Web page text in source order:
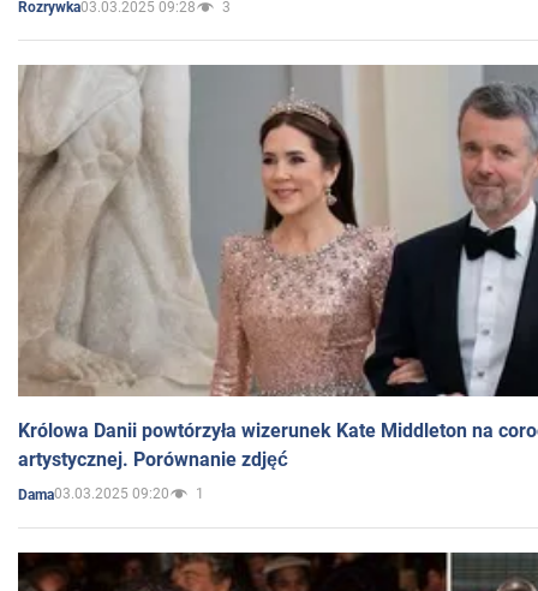
Rozrywka03.03.2025 09:28 3
Królowa Danii powtórzyła wizerunek Kate Middleton na
artystycznej. Porównanie zdjęć
Dama03.03.2025 09:20 1